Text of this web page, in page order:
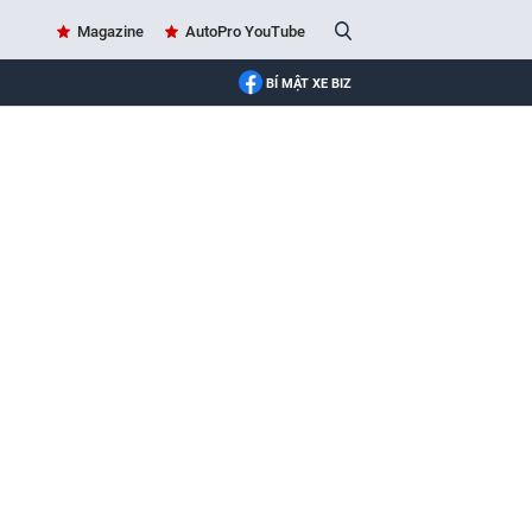
Magazine AutoPro YouTube
BÍ MẬT XE BIZ